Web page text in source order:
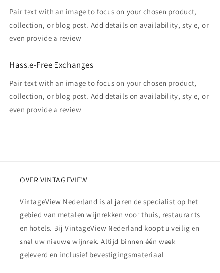
Pair text with an image to focus on your chosen product,
collection, or blog post. Add details on availability, style, or
even provide a review.
Hassle-Free Exchanges
Pair text with an image to focus on your chosen product,
collection, or blog post. Add details on availability, style, or
even provide a review.
OVER VINTAGEVIEW
VintageView Nederland is al jaren de specialist op het
gebied van metalen wijnrekken voor thuis, restaurants
en hotels. Bij VintageView Nederland koopt u veilig en
snel uw nieuwe wijnrek. Altijd binnen één week
geleverd en inclusief bevestigingsmateriaal.